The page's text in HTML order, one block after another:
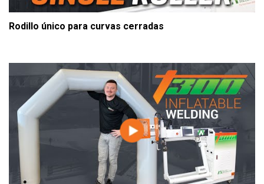
Rodillo único para curvas cerradas